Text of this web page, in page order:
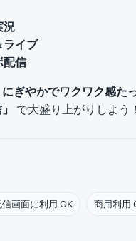
況
ライブ
配信
にぎやかでワクワク感た
で大盛り上がりしよう！
画面に利用 OK 商用利用